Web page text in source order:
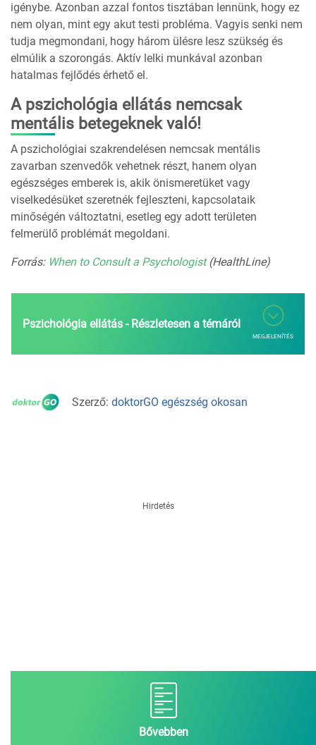
igénybe. Azonban azzal fontos tisztában lennünk, hogy ez
nem olyan, mint egy akut testi probléma. Vagyis senki nem
tudja megmondani, hogy három ülésre lesz szükség és
elmúlik a szorongás. Aktív lelki munkával azonban
hatalmas fejlődés érhető el.
A pszichológia ellátás nemcsak
mentális betegeknek való!
A pszichológiai szakrendelésen nemcsak mentális
zavarban szenvedők vehetnek részt, hanem olyan
egészséges emberek is, akik önismeretüket vagy
viselkedésüket szeretnék fejleszteni, kapcsolataik
minőségén változtatni, esetleg egy adott területen
felmerülő problémát megoldani.
Forrás: When to Consult a Psychologist(HealthLine)
Pszichológia ellátás - Részletesen a témáról
MEGJELENÍTÉS
Szerző: doktorGO egészség okosan
Hirdetés
Bővebben